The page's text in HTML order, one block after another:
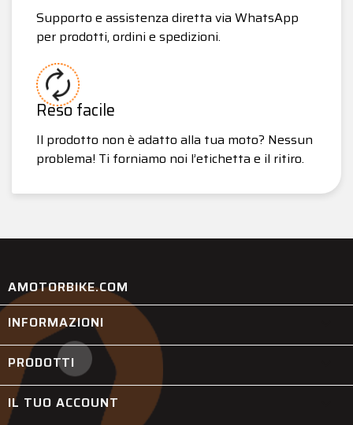
Supporto e assistenza diretta via WhatsApp
per prodotti, ordini e spedizioni.
Reso facile
Il prodotto non è adatto alla tua moto? Nessun
problema! Ti forniamo noi l’etichetta e il ritiro.
AMOTORBIKE.COM
INFORMAZIONI
PRODOTTI
IL TUO ACCOUNT